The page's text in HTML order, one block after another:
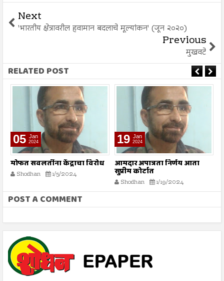
Next
'भारतीय क्षेत्रावरील हवामान बदलाचे मूल्यांकन' (जून २०२०)
Previous
मुखवटे
RELATED POST
19 Jan
2024
आमदार अपात्रता निर्णय आता
सुप्रीम कोर्टात
13 Mar
2024
‘रमज़ान’ कुरआनच्या प्रकाशात
Shodhan
POST A COMMENT